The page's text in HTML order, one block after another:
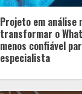
Projeto em análise
transformar o
menos confiável
especialista